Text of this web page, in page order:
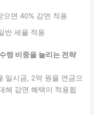
으면 40% 감면 적용
반 세율 적용
령 비중을 늘리는 전략
일시금, 2억 원을 연금으
해 감면 혜택이 적용됩